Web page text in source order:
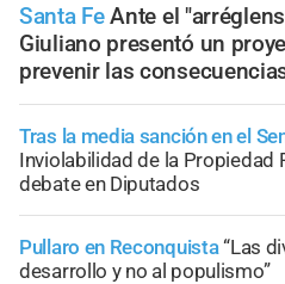
Santa Fe Ante el
Giuliano presentó un
prevenir las
Tras la media sanción en el
Inviolabilidad de la Propiedad
debate en Diputados
Pullaro en Reconquista“Las
desarrollo y no al populismo”